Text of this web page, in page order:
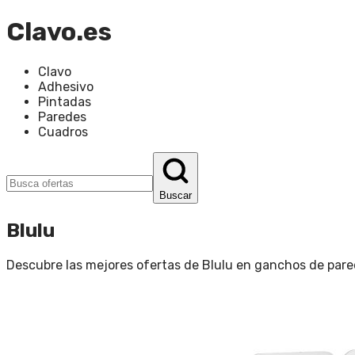
Clavo.es
Clavo
Adhesivo
Pintadas
Paredes
Cuadros
Buscar
Blulu
Descubre las mejores ofertas de Blulu en ganchos de